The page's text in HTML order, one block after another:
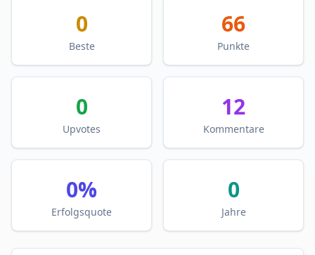
0
Beste
66
Punkte
0
Upvotes
12
Kommentare
0%
Erfolgsquote
0
Jahre